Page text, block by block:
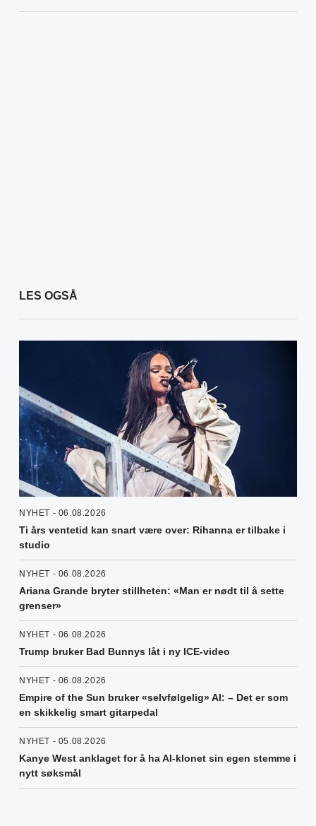
LES OGSÅ
NYHET - 06.08.2026
Ti års ventetid kan snart være over: Rihanna er tilbake i
studio
NYHET - 06.08.2026
Ariana Grande bryter stillheten: «Man er nødt til å sette
grenser»
NYHET - 06.08.2026
Trump bruker Bad Bunnys låt i ny ICE-video
NYHET - 06.08.2026
Empire of the Sun bruker «selvfølgelig» AI: – Det er som
en skikkelig smart gitarpedal
NYHET - 05.08.2026
Kanye West anklaget for å ha AI-klonet sin egen stemme i
nytt søksmål